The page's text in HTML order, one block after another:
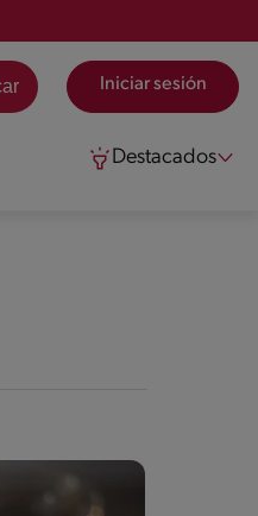
Iniciar sesión
Destacados